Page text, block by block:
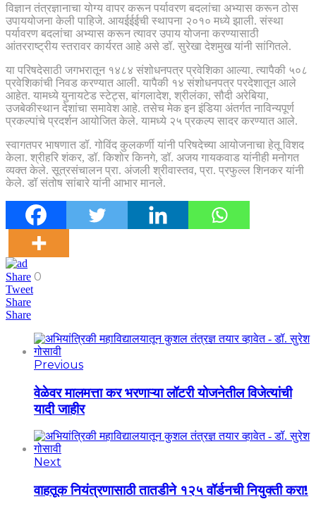
विज्ञान तंत्रज्ञानाचा योग्य वापर करून पर्यावरण बदलांचा अभ्यास करून ठोस
उपाययोजना केली पाहिजे. आयईईईची स्थापना २०१० मध्ये झाली. संस्था
पर्यावरण बदलांचा अभ्यास करून त्यावर उपाय योजना करण्यासाठी
आंतरराष्ट्रीय स्तरावर कार्यरत आहे असे डॉ. सुरेखा देशमुख यांनी सांगितले.
या परिषदेसाठी जगभरातून १४८४ संशोधनपत्र प्रवेशिका आल्या. त्यापैकी ५०८
प्रवेशिकांची निवड करण्यात आली. यापैकी १४ संशोधनपत्र परदेशातून आले
आहेत. यामध्ये युनायटेड स्टेट्स, बांगलादेश, श्रीलंका, सौदी अरेबिया,
उजबेकीस्थान देशांचा समावेश आहे. तसेच मेक इन इंडिया अंतर्गत नाविन्यपूर्ण
प्रकल्पांचे प्रदर्शन आयोजित केले. यामध्ये २५ प्रकल्प सादर करण्यात आले.
स्वागतपर भाषणात डॉ. गोविंद कुलकर्णी यांनी परिषदेच्या आयोजनाचा हेतू विशद
केला. श्रीहरि शंकर, डॉ. किशोर किनगे, डॉ. अजय गायकवाड यांनीही मनोगत
व्यक्त केले. सूत्रसंचालन प्रा. अंजली श्रीवास्तव, प्रा. प्रफुल्ल शिनकर यांनी
केले. डॉ संतोष सांबारे यांनी आभार मानले.
Share 0
Tweet
Share
Share
Previous
वेळेवर मालमत्ता कर भरणाऱ्या लॉटरी योजनेतील विजेत्यांची
यादी जाहीर
Next
वाहतूक नियंत्रणासाठी तातडीने १२५ वॉर्डनची नियुक्ती करा!